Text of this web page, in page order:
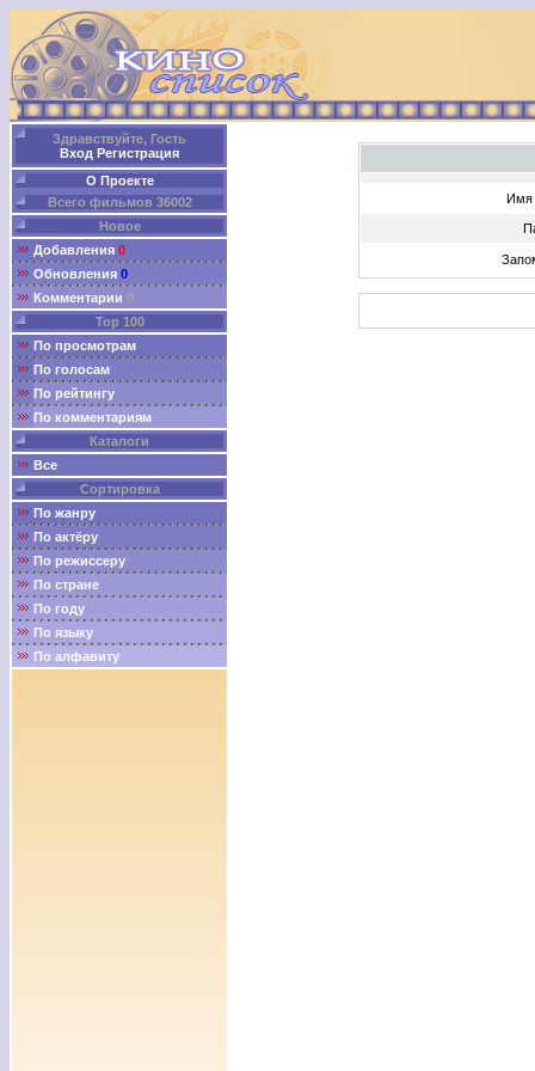
Здравствуйте, Гость
Вход Регистрация
О Проекте
Всего фильмов 36002
Новое
Добавления 0
Обновления 0
Комментарии 0
Top 100
По просмотрам
По голосам
По рейтингу
По комментариям
Каталоги
Все
Сортировка
По жанру
По актёру
По режиссеру
По стране
По году
По языку
По алфавиту
Имя